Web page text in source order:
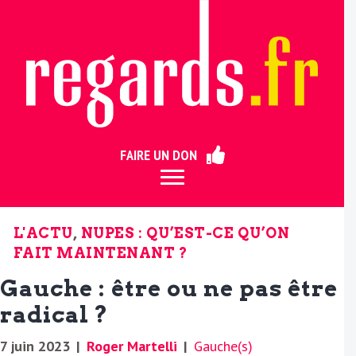
FAIRE UN DON
L'ACTU, NUPES : QU’EST-CE QU’ON
FAIT MAINTENANT ?
Gauche : être ou ne pas être
radical ?
7 juin 2023 | Roger Martelli | Gauche(s)